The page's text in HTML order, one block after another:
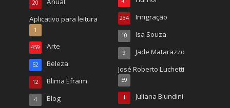
20
Aplicativo para leitura
1
Arte
459
Beleza
52
Blima Efraim
12
Blog
4
Imigração
234
Isa Souza
10
Jade Matarazzo
9
José Roberto Luchetti
59
Juliana Biundini
1